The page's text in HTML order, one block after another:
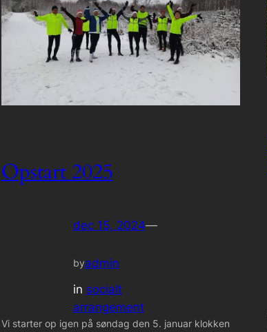
Opstart 2025
dec 15, 2024—
byadmin
in socialt
arrangement
Vi starter op igen på søndag den 5. januar klokken